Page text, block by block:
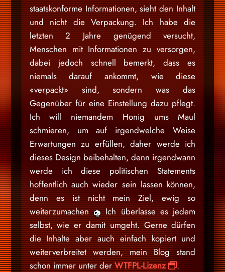
staatskonforme Informationen, sieht den Inhalt
und nicht die Verpackung. Ich habe die
letzten 2 Jahre genügend versucht,
Menschen mit Informationen zu versorgen,
dabei jedoch schnell bemerkt, dass es
niemals darauf ankommt, wie diese
«verpackt» sind, sondern was das
Gegenüber für eine Einstellung dazu pflegt.
Ich will niemandem Honig ums Maul
schmieren, um auf irgendwelche Weise
Erwartungen zu erfüllen, daher werde ich
dieses Design beibehalten, denn irgendwann
werde ich diese politischen Statements
hoffentlich auch wieder sein lassen können,
denn es ist nicht mein Ziel, ewig so
weiterzumachen
Ich überlasse es jedem
selbst, wie er damit umgeht. Gerne dürfen
die Inhalte aber auch einfach kopiert und
weiterverbreitet werden, mein Blog stand
schon immer unter derWTFPL-Lizenz .